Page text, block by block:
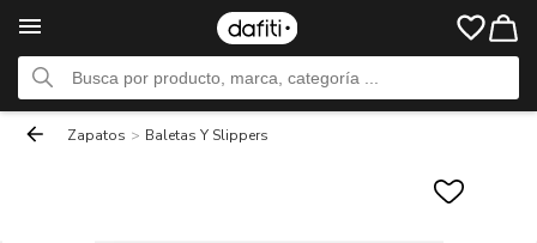
Zapatos > Baletas Y Slippers